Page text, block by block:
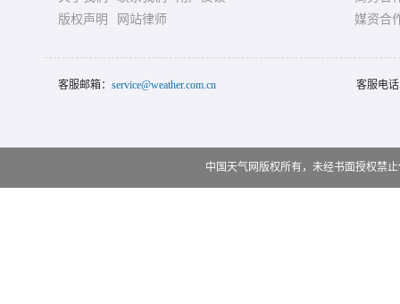
版权声明
网站律师
媒资合
客服邮箱： service@weather.com.cn 客服电
中国天气网版权所有，未经书面授权